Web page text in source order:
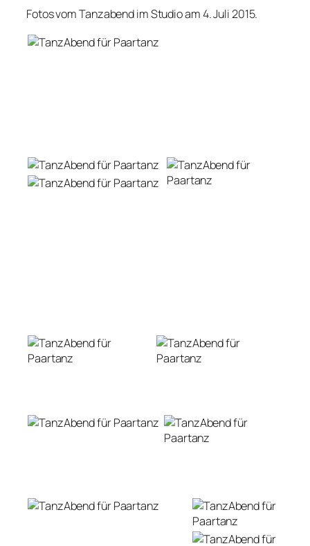
Fotos vom Tanzabend im Studio am 4. Juli 2015.